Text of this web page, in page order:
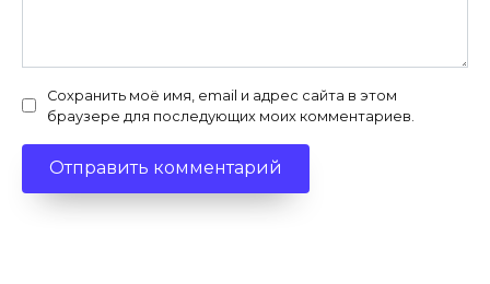
Сохранить моё имя, email и адрес сайта в этом
браузере для последующих моих комментариев.